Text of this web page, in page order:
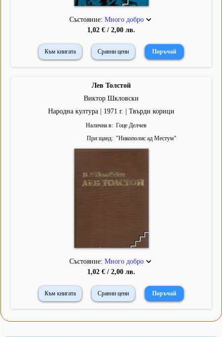
Състояние: Много добро
1,02 € / 2,00 лв.
Към книгата Сравни цени
Лев Толстой
Виктор Шкловски
Народна култура | 1971 г. | Твърди корици
Налична в
Гоце Делчев
При щанд
"Никополис ад Местум"
Състояние: Много добро
1,02 € / 2,00 лв.
Към книгата Сравни цени